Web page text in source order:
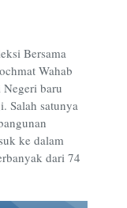
Bersama
Wahab
baru
Salah satunya
ke dalam
dari 74